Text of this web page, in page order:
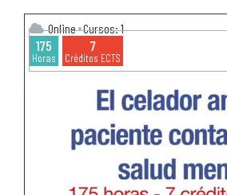
Online Cursos: 1
175
Horas
7
Créditos ECTS